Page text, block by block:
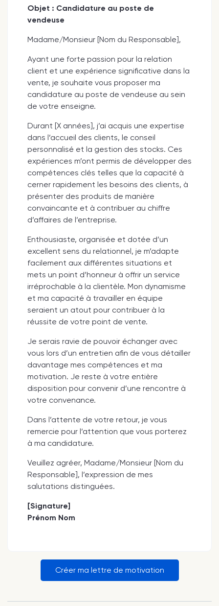
Objet : Candidature au poste de
vendeuse
Madame/Monsieur [Nom du Responsable],
Ayant une forte passion pour la relation
client et une expérience significative dans la
vente, je souhaite vous proposer ma
candidature au poste de vendeuse au sein
de votre enseigne.
Durant [X années], j’ai acquis une expertise
dans l’accueil des clients, le conseil
personnalisé et la gestion des stocks. Ces
expériences m’ont permis de développer des
compétences clés telles que la capacité à
cerner rapidement les besoins des clients, à
présenter des produits de manière
convaincante et à contribuer au chiffre
d’affaires de l’entreprise.
Enthousiaste, organisée et dotée d’un
excellent sens du relationnel, je m’adapte
facilement aux différentes situations et
mets un point d’honneur à offrir un service
irréprochable à la clientèle. Mon dynamisme
et ma capacité à travailler en équipe
seraient un atout pour contribuer à la
réussite de votre point de vente.
Je serais ravie de pouvoir échanger avec
vous lors d’un entretien afin de vous détailler
davantage mes compétences et ma
motivation. Je reste à votre entière
disposition pour convenir d’une rencontre à
votre convenance.
Dans l’attente de votre retour, je vous
remercie pour l’attention que vous porterez
à ma candidature.
Veuillez agréer, Madame/Monsieur [Nom du
Responsable], l’expression de mes
salutations distinguées.
[Signature]
Prénom Nom
Créer ma lettre de motivation